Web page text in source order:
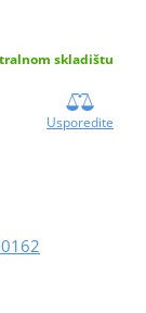
skladištu
Usporedite